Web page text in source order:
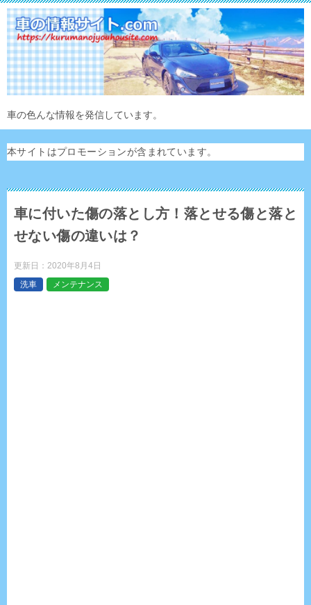
車の色んな情報を発信しています。
本サイトはプロモーションが含まれています。
車に付いた傷の落とし方！落とせる傷と落と
せない傷の違いは？
更新日： 2020年8月4日
洗車
メンテナンス